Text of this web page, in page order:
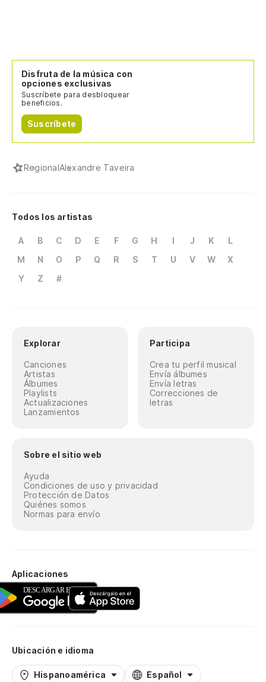
Disfruta de la música con
opciones exclusivas
Suscríbete para desbloquear
beneficios.
Suscríbete
RegionalAlexandre Taveira
Todos los artistas
A B C D E F G H I J K
L
M
N O P Q R S T U V W
X
Y
Z #
Explorar
Canciones
Artistas
Álbumes
Playlists
Actualizaciones
Lanzamientos
Participa
Crea tu perfil musical
Envía álbumes
Envía letras
Correcciones de
letras
Sobre el sitio web
Ayuda
Condiciones de uso y privacidad
Protección de Datos
Quiénes somos
Normas para envío
Aplicaciones
Ubicación e idioma
Hispanoamérica Español